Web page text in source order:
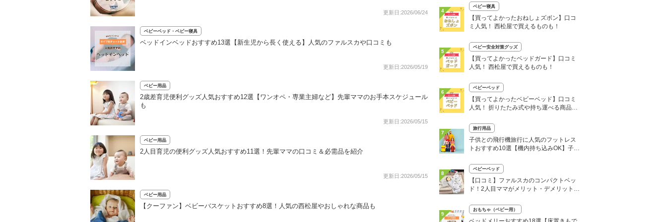
更新日:2026/06/24
ベビーベッド・ベビー寝具
ベッドインベッドおすすめ13選【新生児から長く使える】人気のファルスカや口コミも
更新日:2026/05/19
ベビー用品
2歳差育児便利グッズ人気おすすめ12選【ワンオペ・専業主婦など】先輩ママのお手本スケジュール
も
更新日:2026/05/15
ベビー用品
2人目育児の便利グッズ人気おすすめ11選！先輩ママの口コミ＆必需品を紹介
更新日:2026/05/15
ベビー用品
【クーファン】ベビーバスケットおすすめ8選！人気の西松屋やおしゃれな商品も
4
ベビー寝具
【買ってよかったおねしょズボン】口コ
ミ人気！ 西松屋で買えるものも！
5
ベビー安全対策グッズ
【買ってよかったベッドガード】口コミ
人気！ 西松屋で買えるものも！
6
ベビーベッド
【買ってよかったベビーベッド】口コミ
人気！ 折りたたみ式や持ち運べる商品
7
旅行用品
子供との飛行機旅行に人気のフットレス
トおすすめ10選【機内持ち込みOK】子供
8
ベビーベッド
【口コミ】ファルスカのコンパクトベッ
ド！2人目ママがメリット・デメリットを
9
おもちゃ（ベビー用）